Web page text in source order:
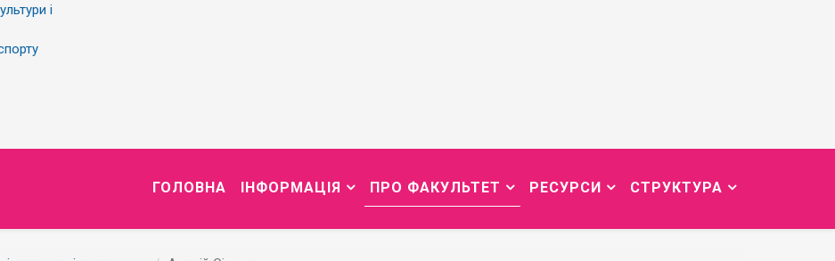
і
ГОЛОВНА ІНФОРМАЦІЯ ПРО ФАКУЛЬТЕТ РЕСУРСИ СТРУКТУРА